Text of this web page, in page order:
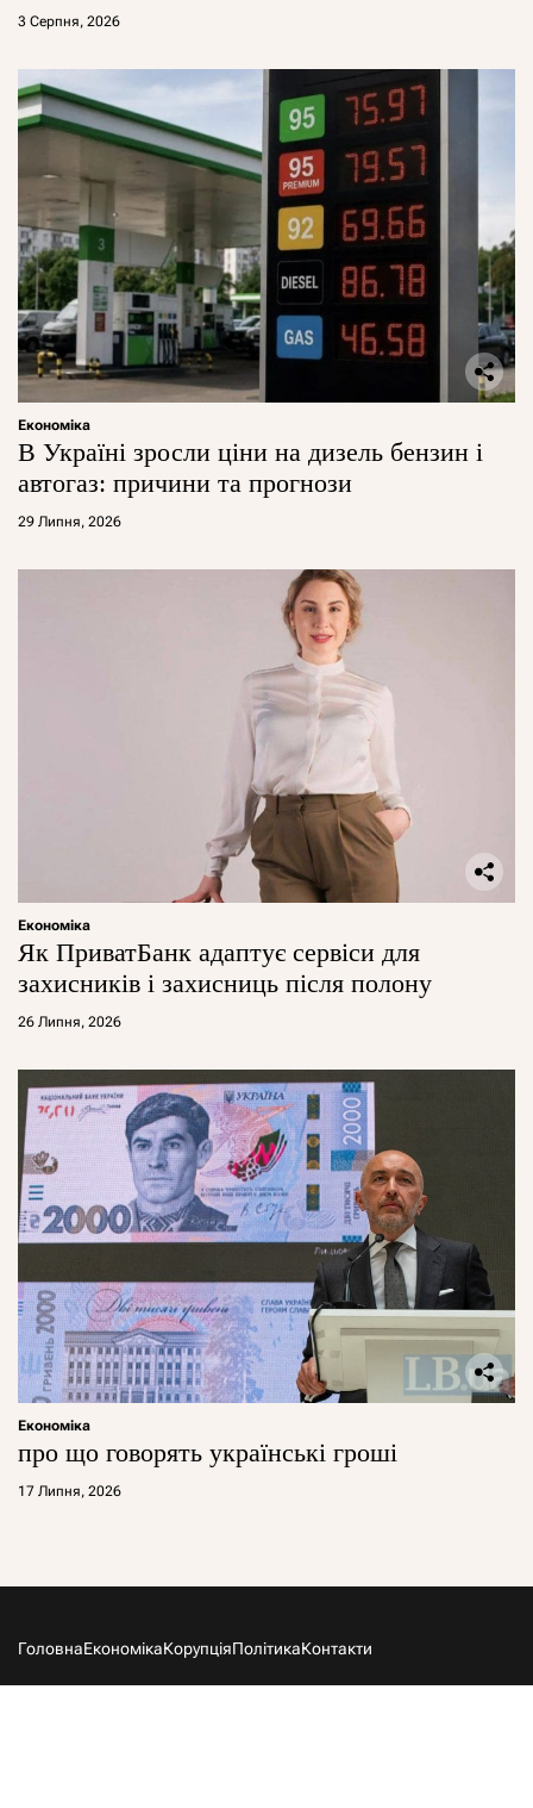
3 Серпня, 2026
Економіка
В Україні зросли ціни на дизель бензин і
автогаз: причини та прогнози
29 Липня, 2026
Економіка
Як ПриватБанк адаптує сервіси для
захисників і захисниць після полону
26 Липня, 2026
Економіка
про що говорять українські гроші
17 Липня, 2026
ГоловнаЕкономікаКорупціяПолітикаКонтакти